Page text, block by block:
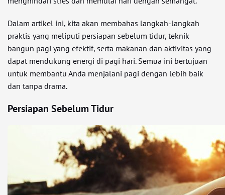
Dalam artikel ini, kita akan membahas langkah-langkah
praktis yang meliputi persiapan sebelum tidur, teknik
bangun pagi yang efektif, serta makanan dan aktivitas yang
dapat mendukung energi di pagi hari. Semua ini bertujuan
untuk membantu Anda menjalani pagi dengan lebih baik
dan tanpa drama.
Persiapan Sebelum Tidur